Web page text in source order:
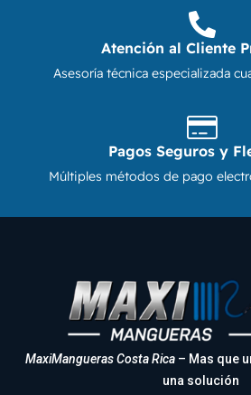
Atención al Cliente
Asesoría técnica especializada
Pagos Seguros y
Múltiples métodos de pago
MaxiMangueras Costa Rica – Mas que
una solución